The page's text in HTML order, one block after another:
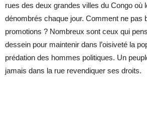
rues des deux grandes villes du Congo où
dénombrés chaque jour. Comment ne pas
promotions ? Nombreux sont ceux qui
dessein pour maintenir dans l’oisiveté la
prédation des hommes politiques. Un
jamais dans la rue revendiquer ses droits.